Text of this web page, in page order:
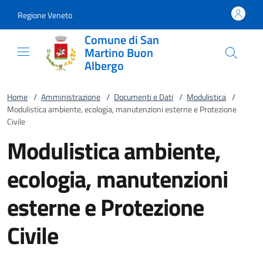
Regione Veneto
Comune di San
Martino Buon
Albergo
Home / Amministrazione / Documenti e Dati / Modulistica /
Modulistica ambiente, ecologia, manutenzioni esterne e Protezione
Civile
Modulistica ambiente,
ecologia, manutenzioni
esterne e Protezione
Civile